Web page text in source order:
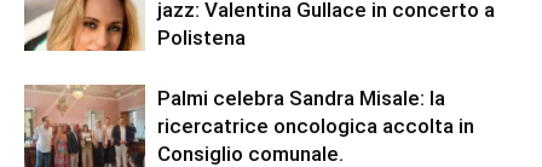
jazz: Valentina Gullace in concerto a
Polistena
Palmi celebra Sandra Misale: la
ricercatrice oncologica accolta in
Consiglio comunale.